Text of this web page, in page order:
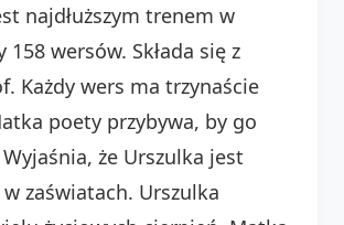
najdłuższym trenem w
158 wersów. Składa się z
Każdy wers ma trzynaście
poety przybywa, by go
że Urszulka jest
w zaświatach. Urszulka